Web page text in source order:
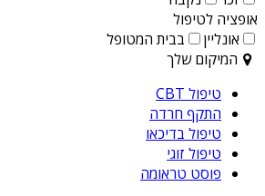
אופציה לטיפול
אונליין
בבית המטופל
המיקום שלך
טיפול CBT
התקף חרדה
טיפול בדיכאו
טיפול זוגי
פוסט טראומה